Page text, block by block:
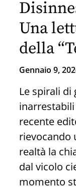
Una
della
Gennaio 9,
Le spirali
recente
rievocando
realtà la
dal vicolo
momento